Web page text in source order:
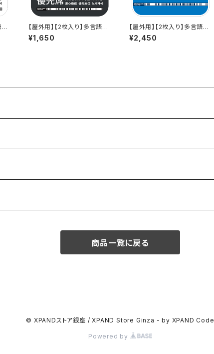
標
【屋外用】【2枚入り】多言語標
識「優先席（グレー）」- 150x1
50mm/5言語/スマホ連携 駅
¥1,650
【屋外用】【2枚入り】多言語標
識「EV 200V（反射タイプ)」-
150x150mm/英語・日本語/
¥2,450
商品一覧に戻る
© XPANDストア銀座 / XPAND Store Ginza - by XPAND Code
Powered by